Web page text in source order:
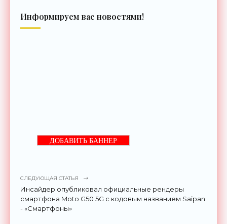
Информируем вас новостями!
ДОБАВИТЬ БАННЕР
СЛЕДУЮЩАЯ СТАТЬЯ
Инсайдер опубликовал официальные рендеры
смартфона Moto G50 5G с кодовым названием Saipan
- «Смартфоны»